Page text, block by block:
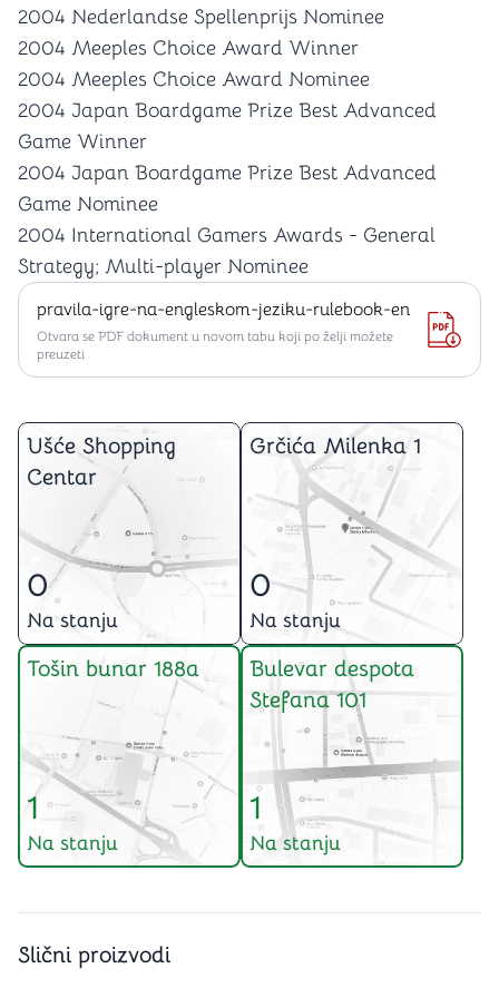
2004 Nederlandse Spellenprijs Nominee
2004 Meeples Choice Award Winner
2004 Meeples Choice Award Nominee
2004 Japan Boardgame Prize Best Advanced
Game Winner
2004 Japan Boardgame Prize Best Advanced
Game Nominee
2004 International Gamers Awards - General
Strategy; Multi-player Nominee
pravila-igre-na-engleskom-jeziku-rulebook-en
Otvara se PDF dokument u novom tabu koji po želji možete
preuzeti
Ušće Shopping
Centar
0
Na stanju
Grčića Milenka 1
0
Na stanju
Tošin bunar 188a
1
Na stanju
Bulevar despota
Stefana 101
1
Na stanju
Slični proizvodi